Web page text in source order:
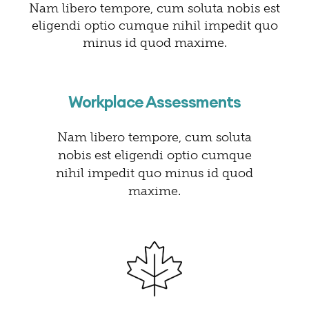
Nam libero tempore, cum soluta nobis est
eligendi optio cumque nihil impedit quo
minus id quod maxime.
Workplace Assessments
Nam libero tempore, cum soluta
nobis est eligendi optio cumque
nihil impedit quo minus id quod
maxime.